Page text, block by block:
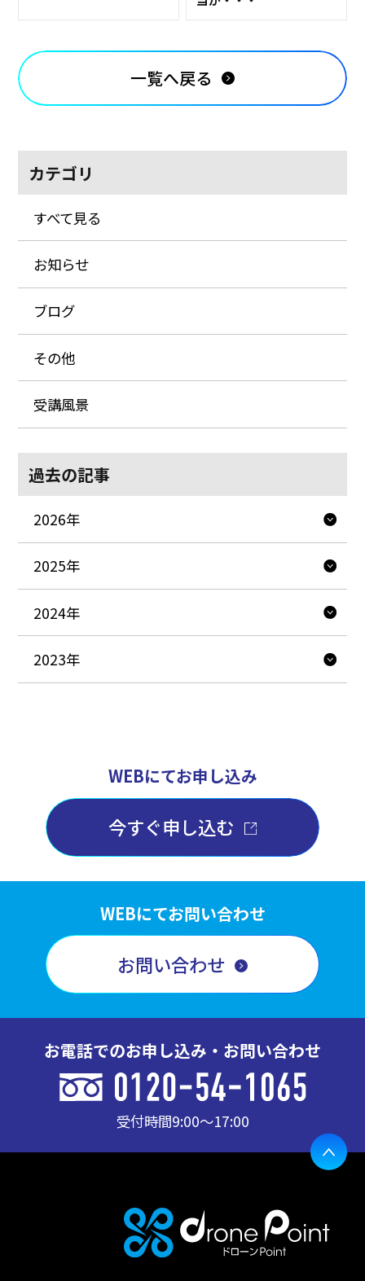
一覧へ戻る
カテゴリ
すべて見る
お知らせ
ブログ
その他
受講風景
過去の記事
2026年
2025年
2024年
2023年
WEBにてお申し込み
今すぐ申し込む
WEBにてお問い合わせ
お問い合わせ
お電話でのお申し込み・お問い合わせ
受付時間9:00〜17:00